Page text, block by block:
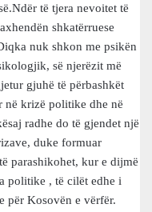
të tjera nevoitet të
shkatërruese
nuk shkon me psikën
së njerëzit më
gjuhë të përbashkët
në krizë politike dhe në
radhe do të gjendet një
duke formuar
parashikohet, kur e dijmë
politike , të cilët edhe i
për Kosovën e vërfër.